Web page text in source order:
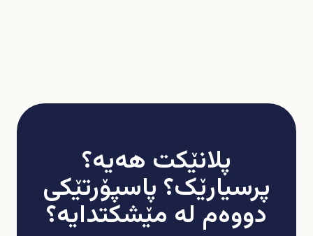
پلانێکت هەیە؟
پرسیارێک؟ پاسپۆرتێکی
دووەم لە مێشکتدایە؟